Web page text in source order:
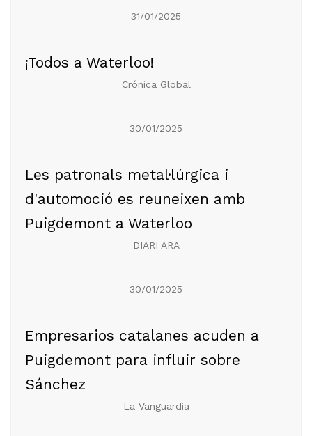
31/01/2025
¡Todos a Waterloo!
Crónica Global
30/01/2025
Les patronals metal·lúrgica i
d'automoció es reuneixen amb
Puigdemont a Waterloo
DIARI ARA
30/01/2025
Empresarios catalanes acuden a
Puigdemont para influir sobre
Sánchez
La Vanguardia